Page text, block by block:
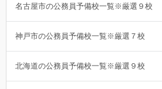
名古屋市の公務員予備校一覧※厳選９校
神戸市の公務員予備校一覧※厳選７校
北海道の公務員予備校一覧※厳選９校